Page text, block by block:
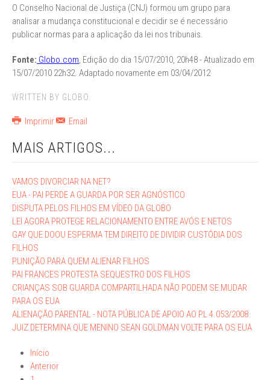
O Conselho Nacional de Justiça (CNJ) formou um grupo para
analisar a mudança constitucional e decidir se é necessário
publicar normas para a aplicação da lei nos tribunais.
Fonte: Globo.com, Edição do dia 15/07/2010, 20h48 - Atualizado em
15/07/2010 22h32. Adaptado novamente em 03/04/2012
WRITTEN BY GLOBO.
Imprimir Email
MAIS ARTIGOS...
VAMOS DIVORCIAR NA NET?
EUA - PAI PERDE A GUARDA POR SER AGNÓSTICO
DISPUTA PELOS FILHOS EM VÍDEO DA GLOBO
LEI AGORA PROTEGE RELACIONAMENTO ENTRE AVÓS E NETOS
GAY QUE DOOU ESPERMA TEM DIREITO DE DIVIDIR CUSTÓDIA DOS
FILHOS
PUNIÇÃO PARA QUEM ALIENAR FILHOS
PAI FRANCES PROTESTA SEQUESTRO DOS FILHOS
CRIANÇAS SOB GUARDA COMPARTILHADA NÃO PODEM SE MUDAR
PARA OS EUA
ALIENAÇÃO PARENTAL - NOTA PÚBLICA DE APOIO AO PL 4.053/2008
JUIZ DETERMINA QUE MENINO SEAN GOLDMAN VOLTE PARA OS EUA
Início
Anterior